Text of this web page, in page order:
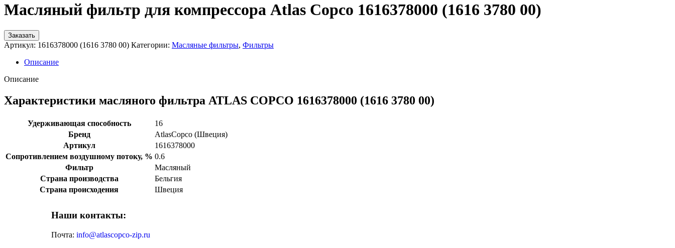
Масляный фильтр для компрессора Atlas Copco 1616378000 (1616 3780 00)
Заказать
Артикул: 1616378000 (1616 3780 00) Категории: Масляные фильтры, Фильтры
Описание
Описание
Характеристики масляного фильтра ATLAS COPCO 1616378000 (1616 3780 00)
Удерживающая способность
16
Бренд
AtlasCopco (Швеция)
Артикул
1616378000
Сопротивлением воздушному потоку, % 0.6
Фильтр
Масляный
Страна производства
Бельгия
Страна происходения
Швеция
Наши контакты:
Почта: info@atlascopco-zip.ru